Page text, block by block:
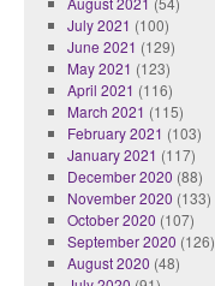
July 2021 (100)
June 2021 (129)
May 2021 (123)
April 2021 (116)
March 2021 (115)
February 2021 (103)
January 2021 (117)
December 2020 (88)
November 2020 (133)
October 2020 (107)
September 2020 (126)
August 2020 (48)